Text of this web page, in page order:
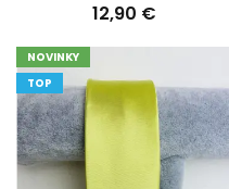
12,90 €
NOVINKY
TOP